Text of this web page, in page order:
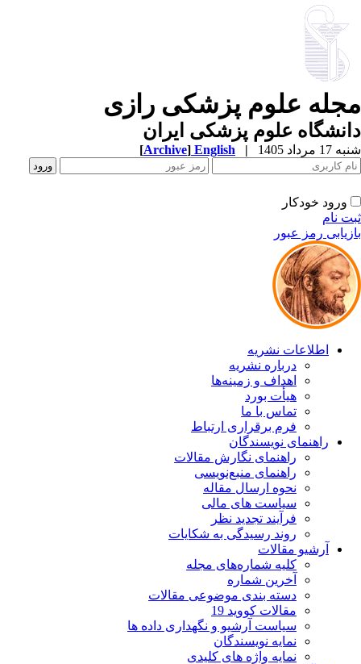
علوم پزشکی رازی
علوم پزشکی ایران
مرداد 1405 |
English
[Archive]
ورود خودکار
نام
رمز عبور
اطلاعات نشریه
درباره نشریه
اهداف و زمینه‌ها
هیأت بورد
تماس با ما
فرم برقراری ارتباط
راهنمای نویسندگان
راهنمای نگارش مقالات
راهنمای منبع‌نویسی
نحوه ارسال مقاله
سیاست های مالی
فرآیند تجدید نظر
روند رسیدگی به شکایات
آرشیو مقالات
کلیه شماره‌های مجله
آخرین شماره
دسته بندی موضوعی مقالات
مقالات کووید 19
سیاست آرشیو و نگهداری داده ها
نمایه نویسندگان
نمایه واژه های کلیدی